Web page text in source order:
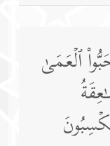
ٱلۡعَمَىٰ